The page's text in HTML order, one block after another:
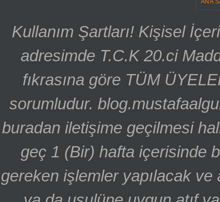
ANA
Kullanım Şartları! Kişisel
adresimde T.C.K 20.ci
fıkrasına göre TÜM
sorumludur.
buradan iletişime geçilmesi
geç 1 (Bir) hafta içerisinde
gereken işlemler yapılacak ve